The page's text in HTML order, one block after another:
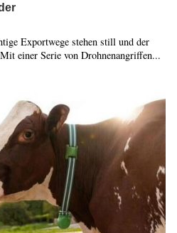
Exportwege stehen still und der
einer Serie von Drohnenangriffen...